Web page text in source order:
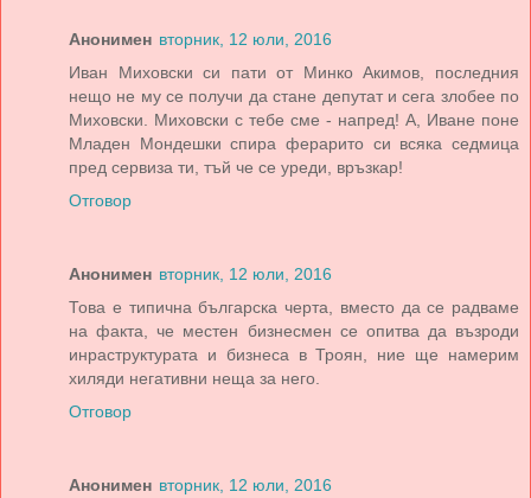
Анонимен вторник, 12 юли, 2016
Иван Миховски си пати от Минко Акимов, последния
нещо не му се получи да стане депутат и сега злобее по
Миховски. Миховски с тебе сме - напред! А, Иване поне
Младен Мондешки спира ферарито си всяка седмица
пред сервиза ти, тъй че се уреди, връзкар!
Отговор
Анонимен вторник, 12 юли, 2016
Това е типична българска черта, вместо да се радваме
на факта, че местен бизнесмен се опитва да възроди
инраструктурата и бизнеса в Троян, ние ще намерим
хиляди негативни неща за него.
Отговор
Анонимен вторник, 12 юли, 2016